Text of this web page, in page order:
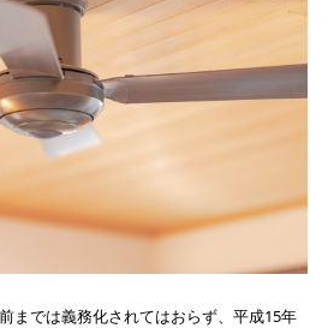
までは義務化されてはおらず、平成15年